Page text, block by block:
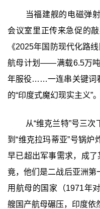
当福建舰的电磁弹
会议室里正传来急促的
《2025年国防现代化路
航母计划——满载6.5万
年服役……一连串关键词
的“印度式魔幻现实主义”。
从“维克兰特”号三
到“维克拉玛蒂亚”号锅
早已超出军事需求，成了
竟，他们是二战后亚洲第
用航母的国家（1971年
艘国产航母碾压，印度依